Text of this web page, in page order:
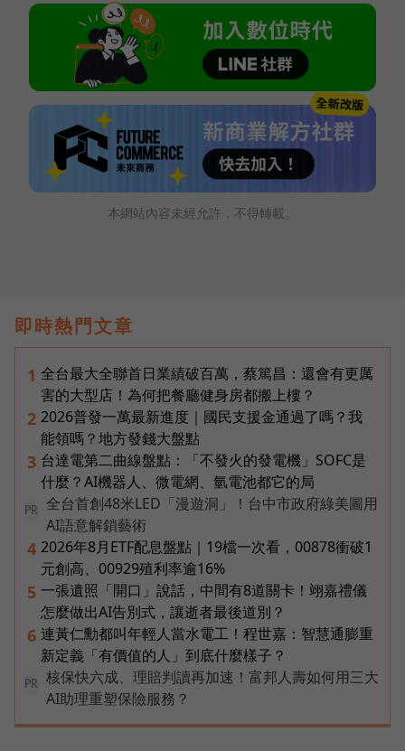
本網站內容未經允許，不得轉載。
即時熱門文章
1 全台最大全聯首日業績破百萬，蔡篤昌：還會有更厲
害的大型店！為何把餐廳健身房都搬上樓？
2 2026普發一萬最新進度｜國民支援金通過了嗎？我
能領嗎？地方發錢大盤點
3 台達電第二曲線盤點：「不發火的發電機」SOFC是
什麼？AI機器人、微電網、氫電池都它的局
PR
全台首創48米LED「漫遊洞」！台中市政府綠美圖用
AI語意解鎖藝術
4 2026年8月ETF配息盤點｜19檔一次看，00878衝破1
元創高、00929殖利率逾16%
5 一張遺照「開口」說話，中間有8道關卡！翊嘉禮儀
怎麼做出AI告別式，讓逝者最後道別？
6 連黃仁勳都叫年輕人當水電工！程世嘉：智慧通膨重
新定義「有價值的人」到底什麼樣子？
PR
核保快六成、理賠判讀再加速！富邦人壽如何用三大
AI助理重塑保險服務？